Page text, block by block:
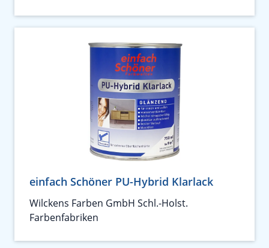
einfach Schöner PU-Hybrid Klarlack
Wilckens Farben GmbH Schl.-Holst.
Farbenfabriken